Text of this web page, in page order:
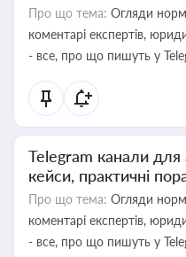
Про що тема: Огляди
коментарі експертів,
- все, про що пишуть у
Telegram канали для
кейси, практичні
Про що тема: Огляди
коментарі експертів,
- все, про що пишуть у